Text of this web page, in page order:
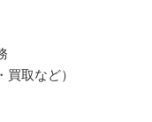
取など）